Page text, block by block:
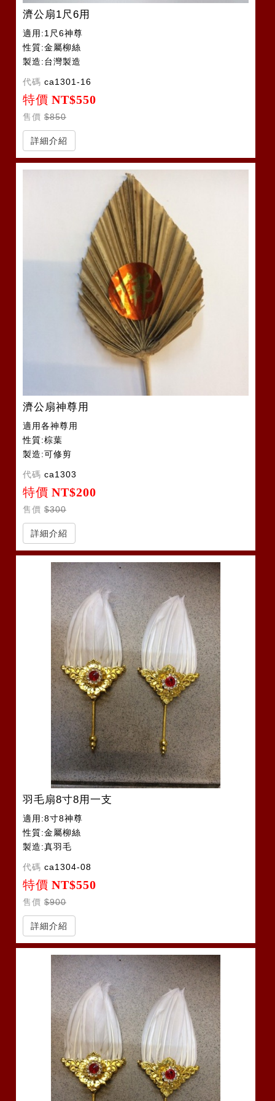
濟公扇1尺6用
適用:1尺6神尊
性質:金屬柳絲
製造:台灣製造
代碼 ca1301-16
特價 NT$550
售價 $850
詳細介紹
濟公扇神尊用
適用各神尊用
性質:棕葉
製造:可修剪
代碼 ca1303
特價 NT$200
售價 $300
詳細介紹
羽毛扇8寸8用一支
適用:8寸8神尊
性質:金屬柳絲
製造:真羽毛
代碼 ca1304-08
特價 NT$550
售價 $900
詳細介紹